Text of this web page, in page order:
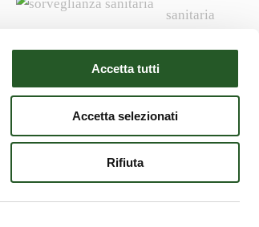
Accetta tutti
Accetta selezionati
Rifiuta
sanitaria
Igiene degli
alimenti
Informative privacy Cookie policy